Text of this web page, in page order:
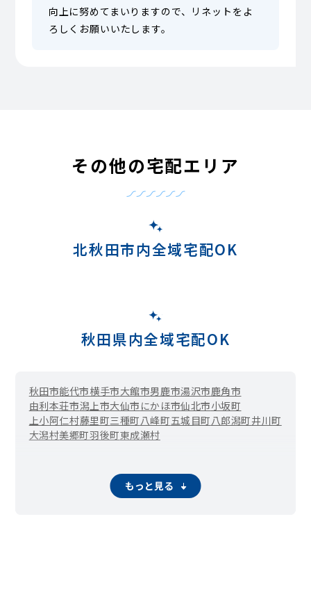
向上に努めてまいりますので、リネットをよ
ろしくお願いいたします。
その他の宅配エリア
北秋田市内全域宅配OK
秋田県内全域宅配OK
秋田市能代市横手市大館市男鹿市湯沢市鹿角市
由利本荘市潟上市大仙市 にかほ市仙北市小坂町
上小阿仁村藤里町三種町 八峰町五城目町 八郎潟町井川町
大潟村美郷町羽後町東成瀬村
もっと見る